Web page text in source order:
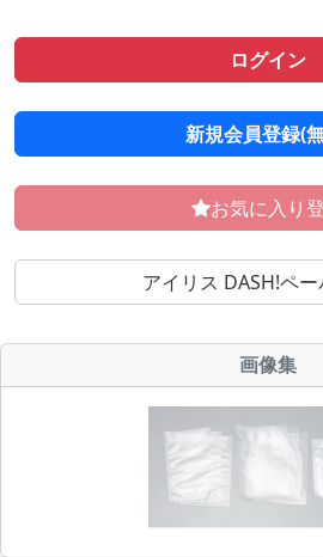
ログイン
新規会員登録(
お気に入り
アイリス DASH!ペ
画像集